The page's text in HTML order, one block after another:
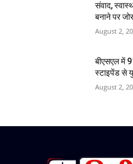
संवाद,
बनाने पर
August 2,
बीएसएल में
स्टाइपेंड से
August 2,